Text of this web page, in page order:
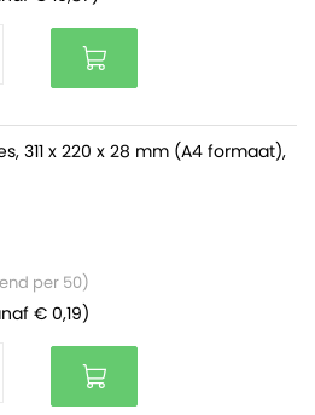
311 x 220 x 28 mm (A4 formaat),
per 50)
€ 0,19)